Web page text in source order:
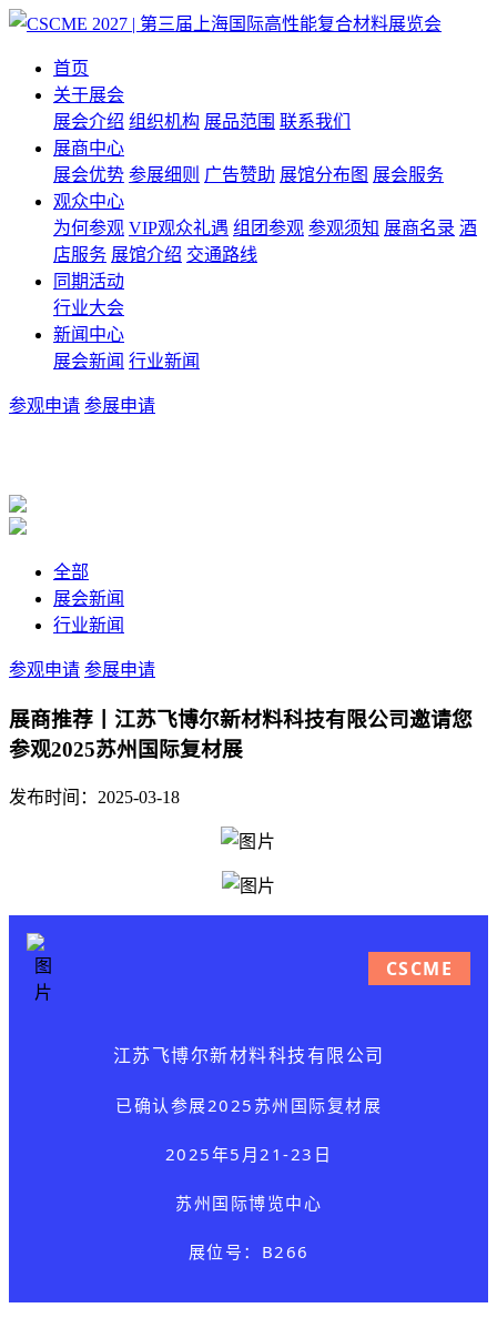
首页
关于展会
展会介绍 组织机构 展品范围 联系我们
展商中心
展会优势 参展细则 广告赞助 展馆分布图 展会服务
观众中心
为何参观 VIP观众礼遇 组团参观 参观须知 展商名录 酒
店服务 展馆介绍 交通路线
同期活动
行业大会
新闻中心
展会新闻 行业新闻
参观申请 参展申请
全部
展会新闻
行业新闻
参观申请 参展申请
展商推荐丨江苏飞博尔新材料科技有限公司邀请您
参观2025苏州国际复材展
发布时间：2025-03-18
CSCME
江苏飞博尔新材料科技有限公司
已确认参展2025苏州国际复材展
2025年5月21-23日
苏州国际博览中心
展位号：B266